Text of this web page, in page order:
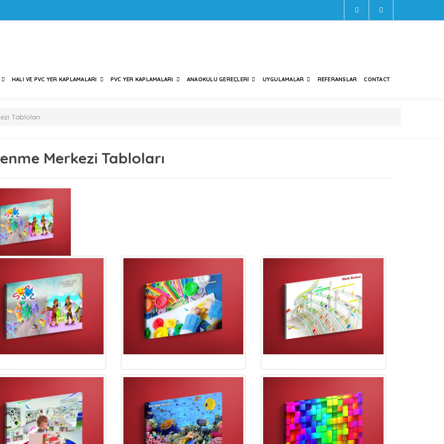
HALI VE PVC YER KAPLAMALARI PVC YER KAPLAMALARI ANAOKULU GEREÇLERI UYGULAMALAR REFERANSLAR CONTACT
Tabloları
Merkezi Tabloları